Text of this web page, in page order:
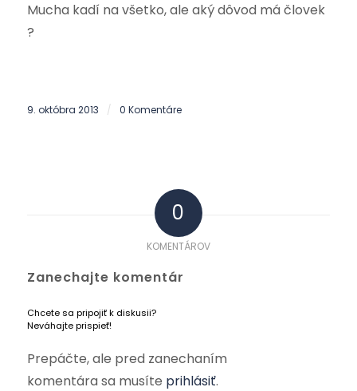
Mucha kadí na všetko, ale aký dôvod má človek
?
9. októbra 2013 / 0 Komentáre
0
KOMENTÁROV
Zanechajte komentár
Chcete sa pripojiť k diskusii?
Neváhajte prispieť!
Prepáčte, ale pred zanechaním
komentára sa musíte prihlásiť.